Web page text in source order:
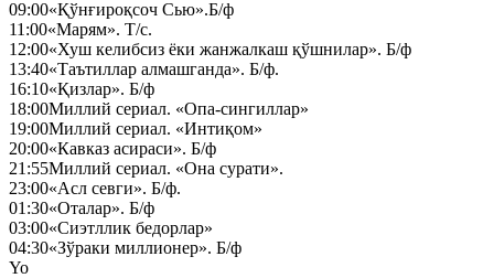
09:00«Қўнғироқсоч Сью».Б/ф
11:00«Марям». Т/с.
12:00«Хуш келибсиз ёки жанжалкаш қўшнилар». Б/ф
13:40«Таътиллар алмашганда». Б/ф.
16:10«Қизлар». Б/ф
18:00Миллий сериал. «Опа-сингиллар»
19:00Миллий сериал. «Интиқом»
20:00«Кавказ асираси». Б/ф
21:55Миллий сериал. «Она сурати».
23:00«Асл севги». Б/ф.
01:30«Оталар». Б/ф
03:00«Сиэтллик бедорлар»
04:30«Зўраки миллионер». Б/ф
Yo